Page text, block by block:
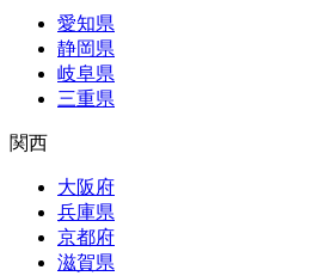
愛知県
静岡県
岐阜県
三重県
関西
大阪府
兵庫県
京都府
滋賀県